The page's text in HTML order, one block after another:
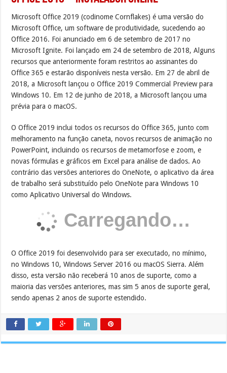
Microsoft Office 2019 (codinome Cornflakes) é uma versão do
Microsoft Office, um software de produtividade, sucedendo ao
Office 2016. Foi anunciado em 6 de setembro de 2017 no
Microsoft Ignite. Foi lançado em 24 de setembro de 2018, Alguns
recursos que anteriormente foram restritos ao assinantes do
Office 365 e estarão disponíveis nesta versão. Em 27 de abril de
2018, a Microsoft lançou o Office 2019 Commercial Preview para
Windows 10. Em 12 de junho de 2018, a Microsoft lançou uma
prévia para o macOS.
O Office 2019 inclui todos os recursos do Office 365, junto com
melhoramento na função caneta, novos recursos de animação no
PowerPoint, incluindo os recursos de metamorfose e zoom, e
novas fórmulas e gráficos em Excel para análise de dados. Ao
contrário das versões anteriores do OneNote, o aplicativo da área
de trabalho será substituído pelo OneNote para Windows 10
como Aplicativo Universal do Windows.
Carregando…
O Office 2019 foi desenvolvido para ser executado, no mínimo,
no Windows 10, Windows Server 2016 ou macOS Sierra. Além
disso, esta versão não receberá 10 anos de suporte, como a
maioria das versões anteriores, mas sim 5 anos de suporte geral,
sendo apenas 2 anos de suporte estendido.